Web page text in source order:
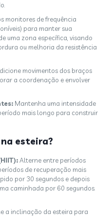
monitores de frequência
para manter sua
uma zona específica, visando
ou melhoria da resistência
movimentos dos braços
a coordenação e envolver
Mantenha uma intensidade
mais longo para construir
esteira?
Alterne entre períodos
de recuperação mais
por 30 segundos e depois
caminhada por 60 segundos.
a inclinação da esteira para